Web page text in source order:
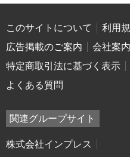
このサイトについて 利用
広告掲載のご案内
会社案内
特定商取引法に基づく表示
よくある質問
関連グループサイト
株式会社インプレス